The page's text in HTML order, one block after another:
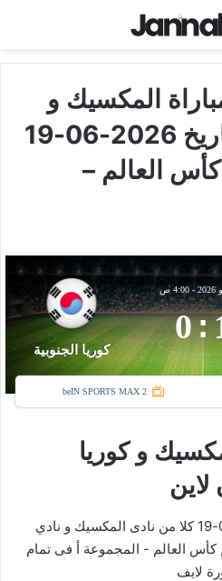
المكسيك و
كوريا الجنوبية بتاريخ 2026-06-19
العالم –
-4:00 ص
:
0
كوريا الجنوبية
beIN SPORTS MAX 2
و كوريا
لاين
يلا شوت يلتقى اليوم 2026-06-19 كلا من نادى المكسيك و نادي
كأس العالم - المجموعة أ فى تمام